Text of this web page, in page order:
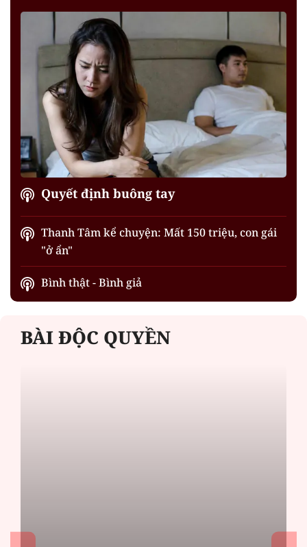
Quyết định buông tay
Thanh Tâm kể chuyện: Mất 150 triệu, con gái
"ở ẩn"
Bình thật - Bình giả
BÀI ĐỘC QUYỀN